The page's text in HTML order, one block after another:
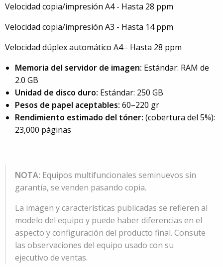
Velocidad copia/impresión A4 - Hasta 28 ppm
Velocidad copia/impresión A3 - Hasta 14 ppm
Velocidad dúplex automático A4 - Hasta 28 ppm
Memoria del servidor de imagen: Estándar: RAM de
2.0 GB
Unidad de disco duro: Estándar: 250 GB
Pesos de papel aceptables: 60–220 gr
Rendimiento estimado del tóner: (cobertura del 5%):
23,000 páginas
NOTA: Equipos multifuncionales seminuevos sin
garantía, se venden pasando copia.
La imagen y características publicadas se refieren al
modelo del equipo y puede haber diferencias en el
aspecto y configuración del producto final. Consute
las observaciones del equipo usado con su
ejecutivo de ventas.